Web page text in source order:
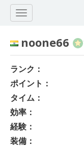
noone66
ランク：
ポイント：
タイム：
効率：
経験：
装備：